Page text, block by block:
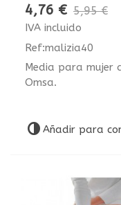
4,76 € 5,95 €
IVA incluido
Ref:malizia40
Media para mujer
Omsa.
Añadir para